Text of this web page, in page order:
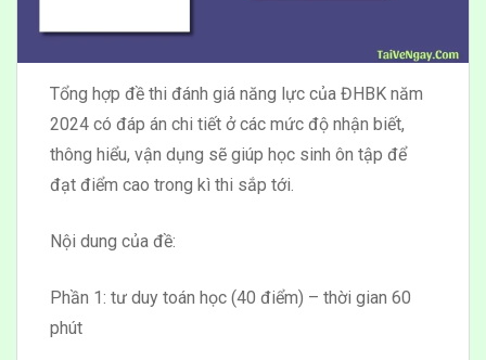
Tổng hợp đề thi đánh giá năng lực của ĐHBK năm
2024 có đáp án chi tiết ở các mức độ nhận biết,
thông hiểu, vận dụng sẽ giúp học sinh ôn tập để
đạt điểm cao trong kì thi sắp tới.
Nội dung của đề:
Phần 1: tư duy toán học (40 điểm) – thời gian 60
phút